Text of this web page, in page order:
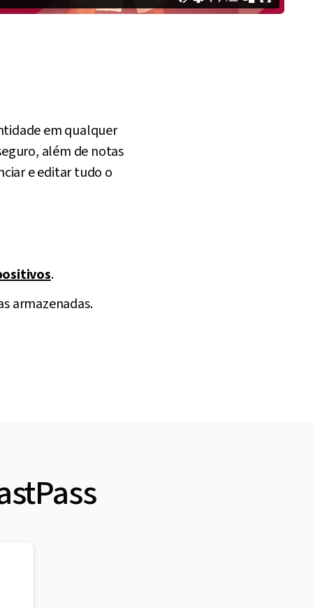
em qualquer
além de notas
e editar tudo o
.
armazenadas.